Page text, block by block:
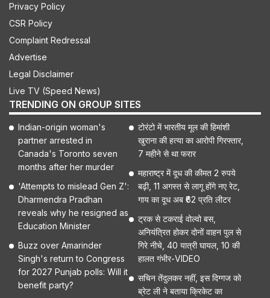
Privacy Policy
CSR Policy
Complaint Redressal
Advertise
Legal Disclaimer
Live TV (Speed News)
TRENDING ON GROUP SITES
Indian-origin woman's
partner arrested in
Canada's Toronto seven
months after her murder
'Attempts to mislead Gen Z':
Dharmendra Pradhan
reveals why he resigned as
Education Minister
Buzz over Amarinder
Singh's return to Congress
for 2027 Punjab polls: Will it
benefit party?
टोरंटो में भारतीय मूल की हिमांशी
खुराना की हत्या का आरोपी गिरफ्तार,
7 महीने से था फरार
महाराष्ट्र में दूध की कीमत 2 रुपये
बढ़ी, 11 अगस्त से लागू होंगे नए रेट,
गाय का दूध अब ₹62 प्रति लीटर
ट्रक से टकराई वोल्वो बस,
अनियंत्रित होकर दोनों वाहन पुल से
गिरे नीचे, 40 यात्री घायल, 10 की
हालत गंभीर-VIDEO
सचिन तेंदुलकर नहीं, इस दिग्गज को
ब्रेट ली ने बताया क्रिकेट का